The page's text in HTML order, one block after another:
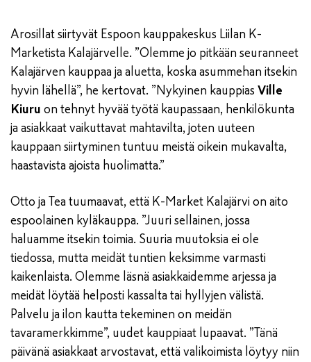
Arosillat siirtyvät Espoon kauppakeskus Liilan K-
Marketista Kalajärvelle. ”Olemme jo pitkään seuranneet
Kalajärven kauppaa ja aluetta, koska asummehan itsekin
hyvin lähellä”, he kertovat. ”Nykyinen kauppias Ville
Kiuru on tehnyt hyvää työtä kaupassaan, henkilökunta
ja asiakkaat vaikuttavat mahtavilta, joten uuteen
kauppaan siirtyminen tuntuu meistä oikein mukavalta,
haastavista ajoista huolimatta.”
Otto ja Tea tuumaavat, että K-Market Kalajärvi on aito
espoolainen kyläkauppa. ”Juuri sellainen, jossa
haluamme itsekin toimia. Suuria muutoksia ei ole
tiedossa, mutta meidät tuntien keksimme varmasti
kaikenlaista. Olemme läsnä asiakkaidemme arjessa ja
meidät löytää helposti kassalta tai hyllyjen välistä.
Palvelu ja ilon kautta tekeminen on meidän
tavaramerkkimme”, uudet kauppiaat lupaavat. ”Tänä
päivänä asiakkaat arvostavat, että valikoimista löytyy niin